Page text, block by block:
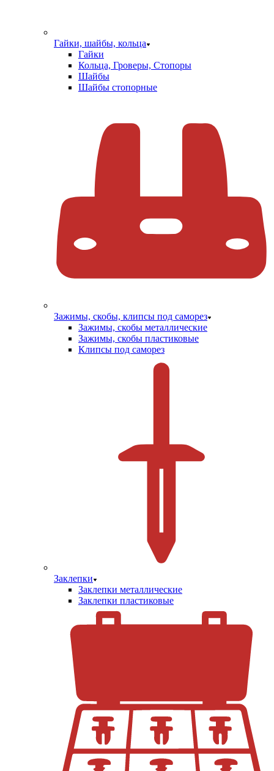
Гайки, шайбы, кольца
Гайки
Кольца, Гроверы, Стопоры
Шайбы
Шайбы стопорные
Зажимы, скобы, клипсы под саморез
Зажимы, скобы металлические
Зажимы, скобы пластиковые
Клипсы под саморез
Заклепки
Заклепки металлические
Заклепки пластиковые